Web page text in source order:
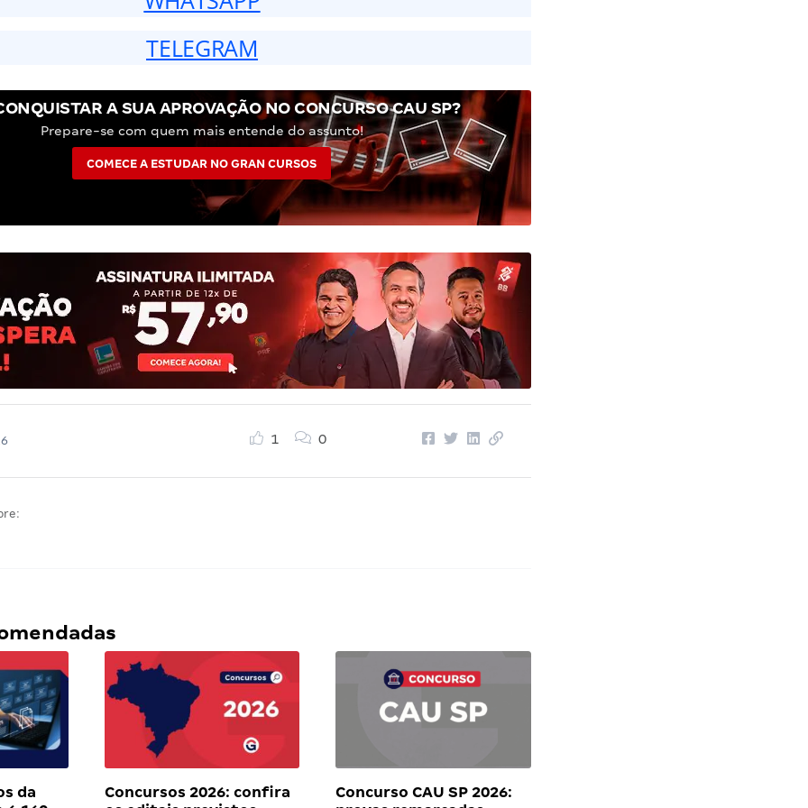
TELEGRAM
A SUA APROVAÇÃO NO CONCURSO CAU SP?
Prepare-se com quem mais entende do assunto!
COMECE A ESTUDAR NO GRAN CURSOS
1 0
da
Concursos 2026: confira
Concurso CAU SP 2026: